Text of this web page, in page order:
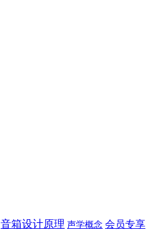
音箱设计原理 声学概念 会员专享